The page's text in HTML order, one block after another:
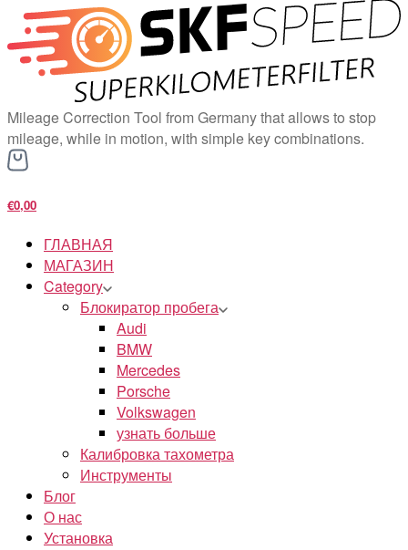
Mileage Correction Tool from Germany that allows to stop
mileage, while in motion, with simple key combinations.
€0,00
ГЛАВНАЯ
МАГАЗИН
Category
Блокиратор пробега
Audi
BMW
Mercedes
Porsche
Volkswagen
узнать больше
Калибровка тахометра
Инструменты
Блог
О нас
Установка